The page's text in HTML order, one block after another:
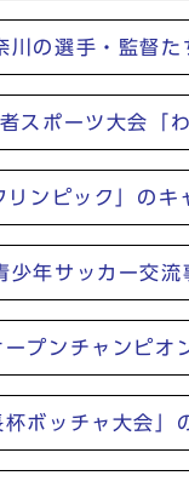
川の選手・監督
スポーツ大会「
ンピック」のキ
少年サッカー交流
プンチャンピオ
杯ボッチャ大会」